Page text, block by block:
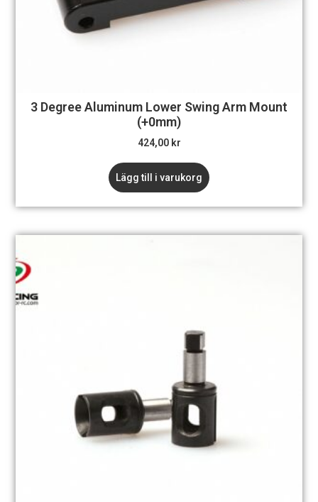
3 Degree Aluminum Lower Swing Arm Mount
(+0mm)
424,00 kr
Lägg till i varukorg